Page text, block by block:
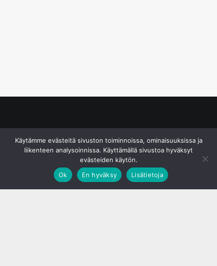
Käytämme evästeitä sivuston toiminnoissa, ominaisuuksissa ja
liikenteen analysoinnissa. Käyttämällä sivustoa hyväksyt
evästeiden käytön.
Ok
En hyväksy Lisätietoja